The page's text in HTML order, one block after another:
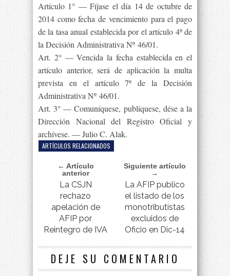
Artículo 1° — Fíjase el día 14 de octubre de
2014 como fecha de vencimiento para el pago
de la tasa anual establecida por el artículo 4º de
la Decisión Administrativa Nº 46/01.
Art. 2° — Vencida la fecha establecida en el
artículo anterior, será de aplicación la multa
prevista en el artículo 7º de la Decisión
Administrativa Nº 46/01.
Art. 3° — Comuníquese, publíquese, dése a la
Dirección Nacional del Registro Oficial y
archívese. — Julio C. Alak.
ARTÍCULOS RELACIONADOS
← Artículo
anterior
La CSJN
rechazo
apelación de
AFIP por
Reintegro de IVA
Siguiente artículo
→
La AFIP publico
el listado de los
monotributistas
excluidos de
Oficio en Dic-14
DEJE SU COMENTARIO